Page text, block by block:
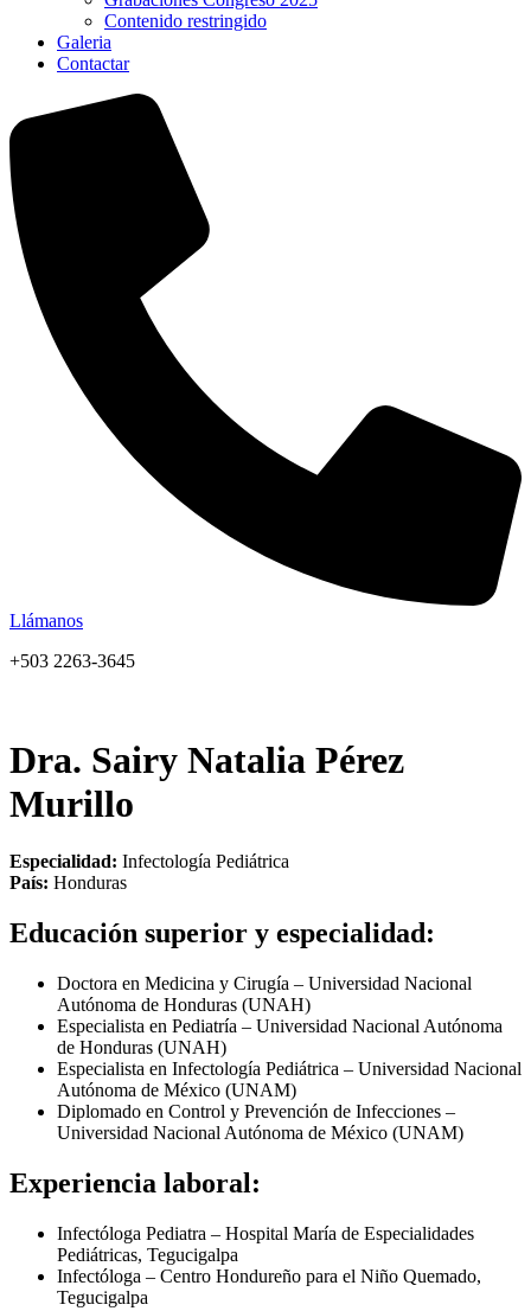
Contenido restringido
Galeria
Contactar
Llámanos
+503 2263-3645
Dra. Sairy Natalia Pérez
Murillo
Especialidad: Infectología Pediátrica
País: Honduras
Educación superior y especialidad:
Doctora en Medicina y Cirugía – Universidad Nacional
Autónoma de Honduras (UNAH)
Especialista en Pediatría – Universidad Nacional Autónoma
de Honduras (UNAH)
Especialista en Infectología Pediátrica – Universidad Nacional
Autónoma de México (UNAM)
Diplomado en Control y Prevención de Infecciones –
Universidad Nacional Autónoma de México (UNAM)
Experiencia laboral:
Infectóloga Pediatra – Hospital María de Especialidades
Pediátricas, Tegucigalpa
Infectóloga – Centro Hondureño para el Niño Quemado,
Tegucigalpa